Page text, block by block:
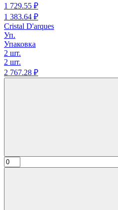
1 729.55 ₽
1 383.64 ₽
Cristal D'arques
Уп.
Упаковка
2 шт.
2 шт.
2 767.28 ₽